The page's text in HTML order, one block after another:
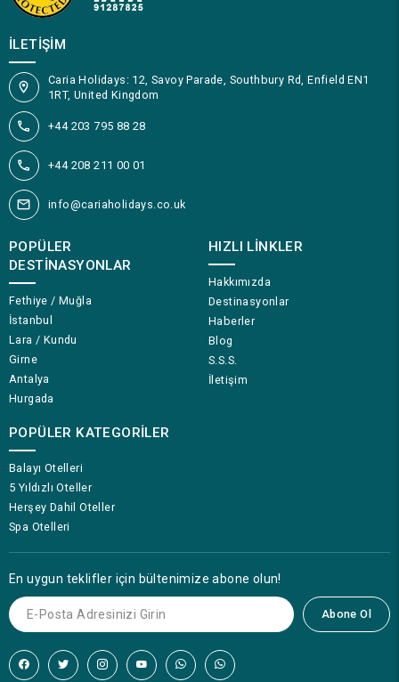
İLETIŞIM
Caria Holidays: 12, Savoy Parade, Southbury Rd, Enfield EN1
1RT, United Kingdom
+44 203 795 88 28
+44 208 211 00 01
info@cariaholidays.co.uk
POPÜLER
DESTINASYONLAR
Fethiye / Muğla
İstanbul
Lara / Kundu
Girne
Antalya
Hurgada
POPÜLER KATEGORILER
Balayı Otelleri
5 Yıldızlı Oteller
Herşey Dahil Oteller
Spa Otelleri
HIZLI LINKLER
Hakkımızda
Destinasyonlar
Haberler
Blog
S.S.S.
İletişim
En uygun teklifler için bültenimize abone olun!
Abone Ol